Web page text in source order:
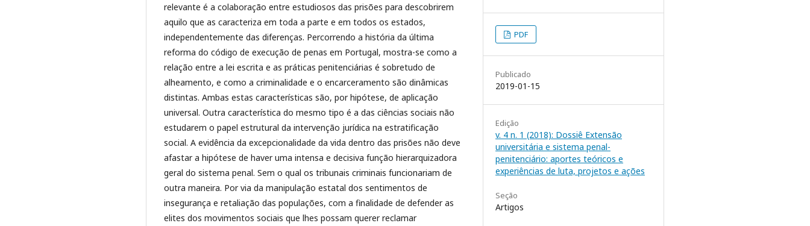
relevante é a colaboração entre estudiosos das prisões para descobrirem
aquilo que as caracteriza em toda a parte e em todos os estados,
independentemente das diferenças. Percorrendo a história da última
reforma do código de execução de penas em Portugal, mostra-se como a
relação entre a lei escrita e as práticas penitenciárias é sobretudo de
alheamento, e como a criminalidade e o encarceramento são dinâmicas
distintas. Ambas estas características são, por hipótese, de aplicação
universal. Outra característica do mesmo tipo é a das ciências sociais não
estudarem o papel estrutural da intervenção jurídica na estratificação
social. A evidência da excepcionalidade da vida dentro das prisões não deve
afastar a hipótese de haver uma intensa e decisiva função hierarquizadora
geral do sistema penal. Sem o qual os tribunais criminais funcionariam de
outra maneira. Por via da manipulação estatal dos sentimentos de
insegurança e retaliação das populações, com a finalidade de defender as
elites dos movimentos sociais que lhes possam querer reclamar
PDF
Publicado
2019-01-15
Edição
v. 4 n. 1 (2018): Dossiê Extensão
universitária e sistema penal-
penitenciário: aportes teóricos e
experiências de luta, projetos e ações
Seção
Artigos